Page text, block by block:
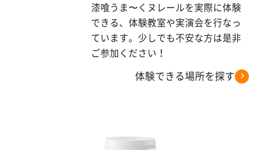
漆喰うま〜くヌレールを実際に体験
できる、体験教室や実演会を行なっ
ています。少しでも不安な方は是非
ご参加ください！
体験できる場所を探す